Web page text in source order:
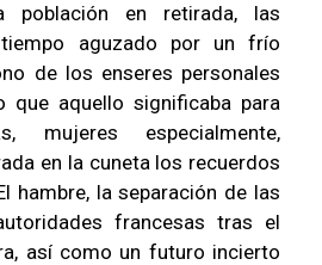
población en retirada, las
aguzado por un frío
de los enseres personales
que aquello significaba para
mujeres especialmente,
en la cuneta los recuerdos
hambre, la separación de las
francesas tras el
así como un futuro incierto